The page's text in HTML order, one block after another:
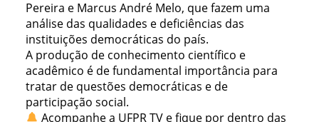
Pereira e Marcus André Melo, que fazem uma
análise das qualidades e deficiências das
instituições democráticas do país.
A produção de conhecimento científico e
acadêmico é de fundamental importância para
tratar de questões democráticas e de
participação social.
Acompanhe a UFPR TV e fique por dentro das